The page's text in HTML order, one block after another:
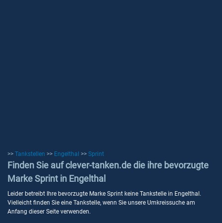
>> Tankstellen >> Engelthal >> Sprint
Finden Sie auf clever-tanken.de die ihre bevorzugte
Marke Sprint in Engelthal
Leider betreibt Ihre bevorzugte Marke Sprint keine Tankstelle in Engelthal.
Vielleicht finden Sie eine Tankstelle, wenn Sie unsere Umkreissuche am
Anfang dieser Seite verwenden.